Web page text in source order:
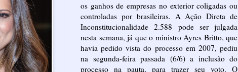
os ganhos de empresas no exterior coligadas ou
controladas por brasileiras. A Ação Direta de
Inconstitucionalidade 2.588 pode ser julgada
nesta semana, já que o ministro Ayres Britto, que
havia pedido vista do processo em 2007, pediu
na segunda-feira passada (6/6) a inclusão do
processo na pauta, para trazer seu voto. O